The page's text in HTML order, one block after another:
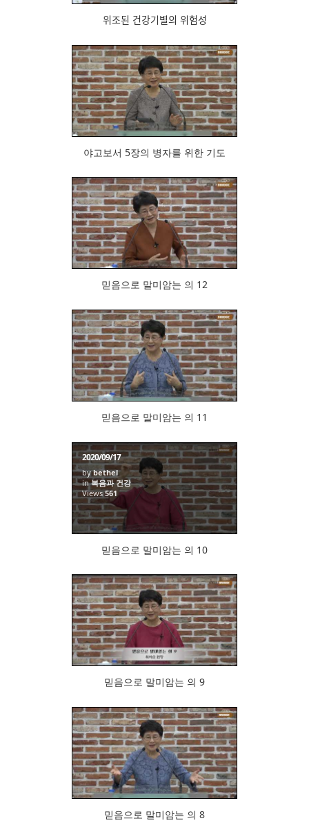
위조된 건강기별의 위험성
1049
야고보서 5장의 병자를 위한 기도
926
믿음으로 말미암는 의 12
822
믿음으로 말미암는 의 11
2020/09/17
bybethel
in복음과 건강
Views561
믿음으로 말미암는 의 10
843
믿음으로 말미암는 의 9
937
믿음으로 말미암는 의 8